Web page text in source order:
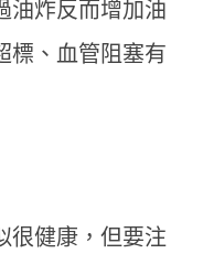
油炸反而增加油
標、血管阻塞有
很健康，但要注